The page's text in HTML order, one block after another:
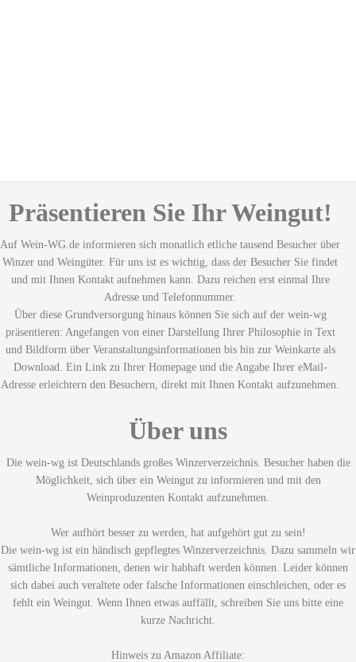
Präsentieren Sie Ihr Weingut!
Auf Wein-WG.de informieren sich monatlich etliche tausend Besucher über
Winzer und Weingüter. Für uns ist es wichtig, dass der Besucher Sie findet
und mit Ihnen Kontakt aufnehmen kann. Dazu reichen erst einmal Ihre
Adresse und Telefonnummer.
Über diese Grundversorgung hinaus können Sie sich auf der wein-wg
präsentieren: Angefangen von einer Darstellung Ihrer Philosophie in Text
und Bildform über Veranstaltungsinformationen bis hin zur Weinkarte als
Download. Ein Link zu Ihrer Homepage und die Angabe Ihrer eMail-
Adresse erleichtern den Besuchern, direkt mit Ihnen Kontakt aufzunehmen.
Über uns
Die wein-wg ist Deutschlands großes Winzerverzeichnis. Besucher haben die
Möglichkeit, sich über ein Weingut zu informieren und mit den
Weinproduzenten Kontakt aufzunehmen.
Wer aufhört besser zu werden, hat aufgehört gut zu sein!
Die wein-wg ist ein händisch gepflegtes Winzerverzeichnis. Dazu sammeln wir
sämtliche Informationen, denen wir habhaft werden können. Leider können
sich dabei auch veraltete oder falsche Informationen einschleichen, oder es
fehlt ein Weingut. Wenn Ihnen etwas auffällt, schreiben Sie uns bitte eine
kurze Nachricht.
Hinweis zu Amazon Affiliate: